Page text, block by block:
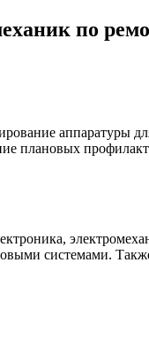
по
аппаратуры
плановых
системами.